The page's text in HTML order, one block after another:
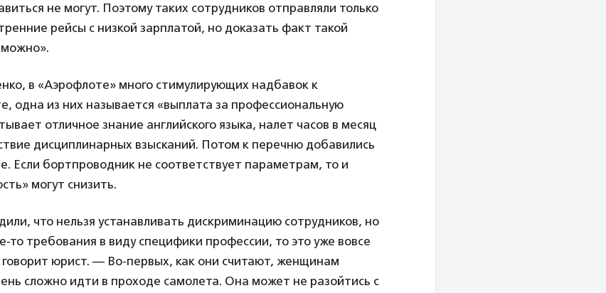
не могут. Поэтому таких сотрудников отправляли только
рейсы с низкой зарплатой, но доказать факт такой
в «Аэрофлоте» много стимулирующих надбавок к
одна из них называется «выплата за профессиональную
отличное знание английского языка, налет часов в месяц
дисциплинарных взысканий. Потом к перечню добавились
Если бортпроводник не соответствует параметрам, то и
могут снизить.
что нельзя устанавливать дискриминацию сотрудников, но
то требования в виду специфики профессии, то это уже вовсе
юрист. — Во-первых, как они считают, женщинам
сложно идти в проходе самолета. Она может не разойтись с